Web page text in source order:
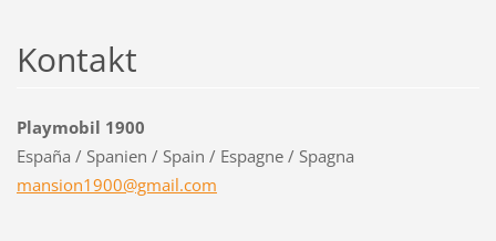
Kontakt
Playmobil 1900
España / Spanien / Spain / Espagne / Spagna
mansion1900@gmail.com